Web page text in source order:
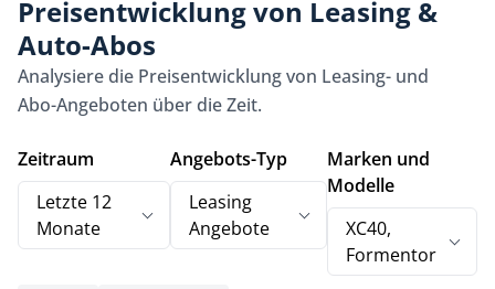
Preisentwicklung von Leasing &
Auto-Abos
Analysiere die Preisentwicklung von Leasing- und
Abo-Angeboten über die Zeit.
Zeitraum
Letzte 12
Monate
Angebots-Typ
Leasing
Angebote
Marken und
Modelle
XC40,
Formentor